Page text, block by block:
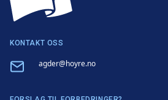
KONTAKT OSS
Email agder@hoyre.no